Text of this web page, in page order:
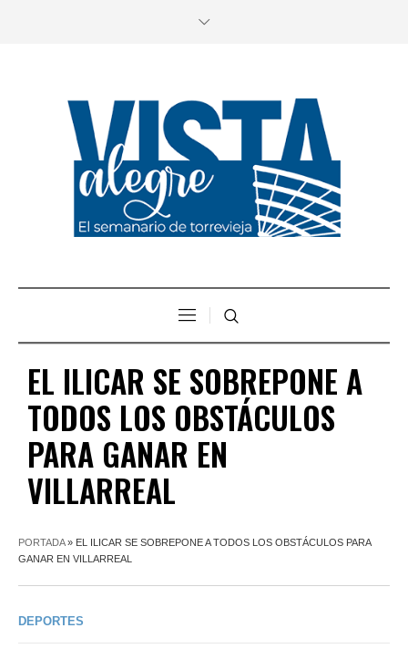
EL ILICAR SE SOBREPONE A
TODOS LOS OBSTÁCULOS
PARA GANAR EN
VILLARREAL
PORTADA» EL ILICAR SE SOBREPONE A TODOS LOS OBSTÁCULOS PARA
GANAR EN VILLARREAL
DEPORTES